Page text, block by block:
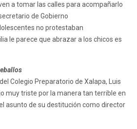
a tomar las calles para acompañarlo
de Gobierno
no protestaban
le parece que abrazar a los chicos es
Colegio Preparatorio de Xalapa, Luis
muy triste por la manera tan terrible en
asunto de su destitución como director